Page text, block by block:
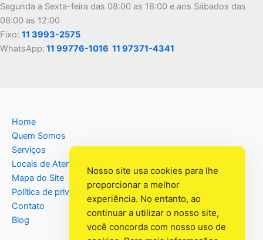
Segunda a Sexta-feira das 08:00 as 18:00 e aos Sábados das
08:00 as 12:00
Fixo: 11 3993-2575
WhatsApp: 11 99776-1016 11 97371-4341
Home
Quem Somos
Serviços
Locais de Atendimento
Mapa do Site
Política de privacidade
Contato
Blog
Nosso site usa cookies para lhe
proporcionar a melhor
experiência. No entanto, ao
continuar a utilizar o nosso site,
você concorda com nosso uso de